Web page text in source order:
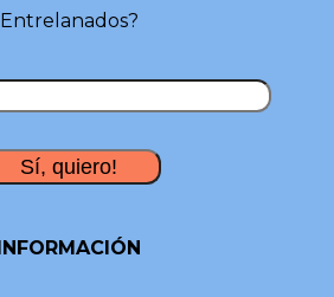
Entrelanados?
INFORMACIÓN